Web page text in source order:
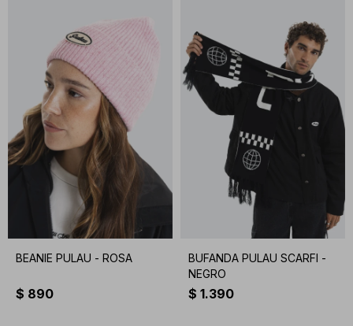
BEANIE PULAU - ROSA
$ 890
BUFANDA PULAU SCARFI -
NEGRO
$ 1.390